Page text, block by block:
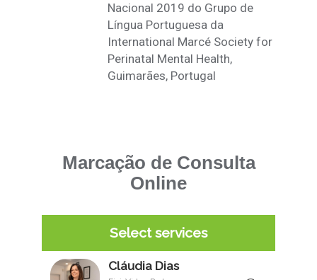
Nacional 2019 do Grupo de
Língua Portuguesa da
International Marcé Society for
Perinatal Mental Health,
Guimarães, Portugal
Marcação de Consulta
Online